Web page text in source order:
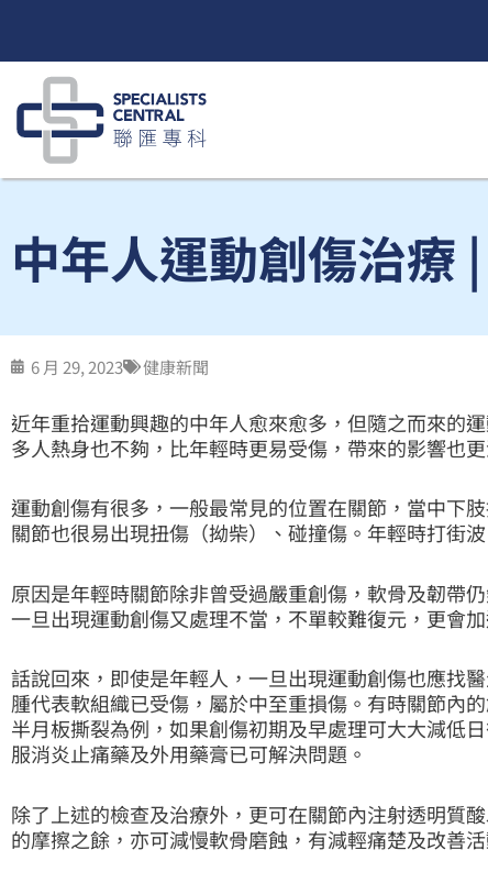
内
中年人運動創傷治療
6 月 29, 2023 健康新聞
近年重拾運動興趣的中年人愈來愈多，但隨之而來的
多人熱身也不夠，比年輕時更易受傷，帶來的影響也更
運動創傷有很多，一般最常見的位置在關節，當中下
關節也很易出現扭傷（拗柴）、碰撞傷。年輕時打街
原因是年輕時關節除非曾受過嚴重創傷，軟骨及韌帶
一旦出現運動創傷又處理不當，不單較難復元，更會
話說回來，即使是年輕人，一旦出現運動創傷也應找
腫代表軟組織已受傷，屬於中至重損傷。有時關節內
半月板撕裂為例，如果創傷初期及早處理可大大減低
服消炎止痛藥及外用藥膏已可解決問題。
除了上述的檢查及治療外，更可在關節內注射透明質
的摩擦之餘，亦可減慢軟骨磨蝕，有減輕痛楚及改善